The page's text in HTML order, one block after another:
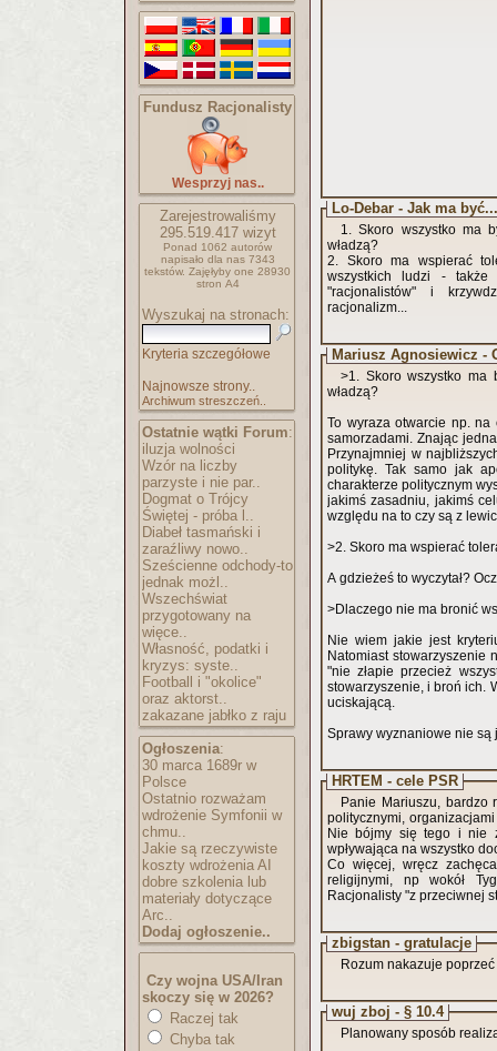
Fundusz Racjonalisty
Wesprzyj nas..
Zarejestrowaliśmy
295.519.417wizyt
Ponad 1062 autorów
napisało dla nas 7343
tekstów. Zajęłyby one 28930
stron A4
Wyszukaj na stronach:
Kryteria szczegółowe
Najnowsze strony..
Archiwum streszczeń..
Ostatnie wątki Forum:
iluzja wolności
Wzór na liczby
parzyste i nie par..
Dogmat o Trójcy
Świętej - próba l..
Diabeł tasmański i
zaraźliwy nowo..
Sześcienne odchody-to
jednak możl..
Wszechświat
przygotowany na
więce..
Własność, podatki i
kryzys: syste..
Football i "okolice"
oraz aktorst..
zakazane jabłko z raju
Ogłoszenia:
30 marca 1689r w
Polsce
Ostatnio rozważam
wdrożenie Symfonii w
chmu..
Jakie są rzeczywiste
koszty wdrożenia AI
dobre szkolenia lub
materiały dotyczące
Arc..
Dodaj ogłoszenie..
Czy wojna USA/Iran
skoczy się w 2026?
Raczej tak
Chyba tak
Lo-Debar - Jak ma być...
1. Skoro wszystko ma
władzą?
2. Skoro ma wspierać
wszystkich ludzi - także
"racjonalistów" i
racjonalizm...
Mariusz Agnosiewicz -
>1. Skoro wszystko ma
władzą?
To wyraza otwarcie np.
samorzadami. Znając
Przynajmniej w
politykę. Tak samo jak
charakterze politycznym
jakimś zasadniu, jakimś
względu na to czy są z
>2. Skoro ma wspierać
A gdzieżeś to wyczytał?
>Dlaczego nie ma bronić
Nie wiem jakie jest
Natomiast stowarzyszenie
"nie złapie przecież
stowarzyszenie, i broń ich.
uciskającą.
Sprawy wyznaniowe nie są
HRTEM - cele PSR
Panie Mariuszu, bardzo
politycznymi,
Nie bójmy się tego i nie
wpływająca na wszystko
Co więcej, wręcz
religijnymi, np wokół
Racjonalisty "z przeciwnej
zbigstan - gratulacje
Rozum nakazuje poprzeć
wuj zboj - § 10.4
Planowany sposób